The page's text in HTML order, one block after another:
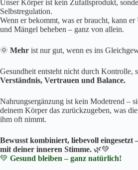
Unser Körper ist kein Zufallsprodukt,
Selbstregulation.
Wenn er bekommt, was er braucht, kann er
und Mängel beheben – ganz von allein.
🌞 Mehr ist nur gut, wenn es ins
Gesundheit entsteht nicht durch Kontrolle,
Verständnis, Vertrauen und Balance.
Nahrungsergänzung ist kein Modetrend –
deinem Körper das zurückzugeben, was
ihm oft nimmt.
Bewusst kombiniert, liebevoll
mit deiner inneren Stimme. 🌿💚
💚 Gesund bleiben – ganz natürlich!